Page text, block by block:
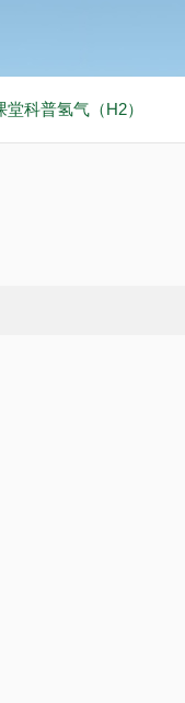
科普氢气（H2）